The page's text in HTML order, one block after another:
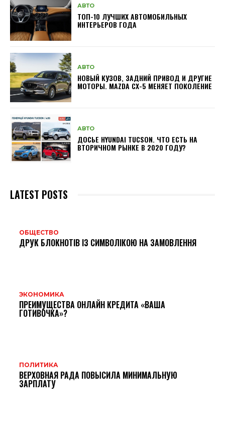
АВТО
ТОП-10 ЛУЧШИХ АВТОМОБИЛЬНЫХ
ИНТЕРЬЕРОВ ГОДА
АВТО
НОВЫЙ КУЗОВ, ЗАДНИЙ ПРИВОД И ДРУГИЕ
МОТОРЫ. MAZDA CX-5 МЕНЯЕТ ПОКОЛЕНИЕ
АВТО
ДОСЬЕ HYUNDAI TUCSON. ЧТО ЕСТЬ НА
ВТОРИЧНОМ РЫНКЕ В 2020 ГОДУ?
LATEST POSTS
ОБЩЕСТВО
ДРУК БЛОКНОТІВ ІЗ СИМВОЛІКОЮ НА ЗАМОВЛЕННЯ
ЭКОНОМИКА
ПРЕИМУЩЕСТВА ОНЛАЙН КРЕДИТА «ВАША
ГОТИВОЧКА»?
ПОЛИТИКА
ВЕРХОВНАЯ РАДА ПОВЫСИЛА МИНИМАЛЬНУЮ
ЗАРПЛАТУ